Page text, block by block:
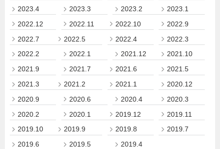
2023.4
2023.3 2023.2
2023.1
2022.12
2022.11 2022.10
2022.9
2022.7
2022.5 2022.4
2022.3
2022.2
2022.1 2021.12
2021.10
2021.9
2021.7 2021.6
2021.5
2021.3
2021.2 2021.1
2020.12
2020.9
2020.6 2020.4
2020.3
2020.2
2020.1 2019.12
2019.11
2019.10
2019.9 2019.8
2019.7
2019.6
2019.5 2019.4